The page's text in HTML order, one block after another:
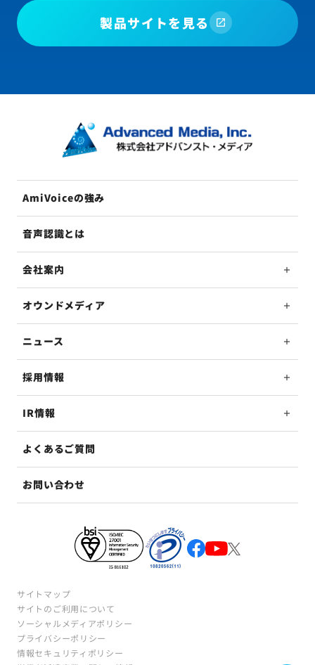
製品サイトを見る
AmiVoiceの強み
音声認識とは
会社案内
オウンドメディア
ニュース
採用情報
IR情報
よくあるご質問
お問い合わせ
サイトマップ
サイトのご利用について
ソーシャルメディアポリシー
プライバシーポリシー
情報セキュリティポリシー